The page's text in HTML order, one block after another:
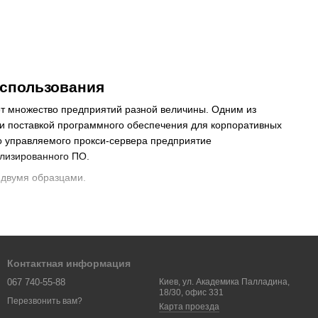
множество предприятий разной величины. Одним из
программного обеспечения для корпоративных
прокси-сервера предприятие
ПО.
образцами.
Контактная информация
067 740-55-88
Перезвонить вам?
Киев, ул. Академика Палладина,
18/30, офис 331
Карта проезда